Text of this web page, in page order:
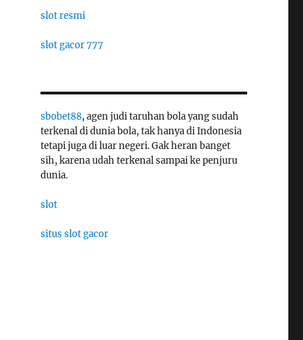
slot resmi
slot gacor 777
sbobet88, agen judi taruhan bola yang sudah
terkenal di dunia bola, tak hanya di Indonesia
tetapi juga di luar negeri. Gak heran banget
sih, karena udah terkenal sampai ke penjuru
dunia.
slot
situs slot gacor